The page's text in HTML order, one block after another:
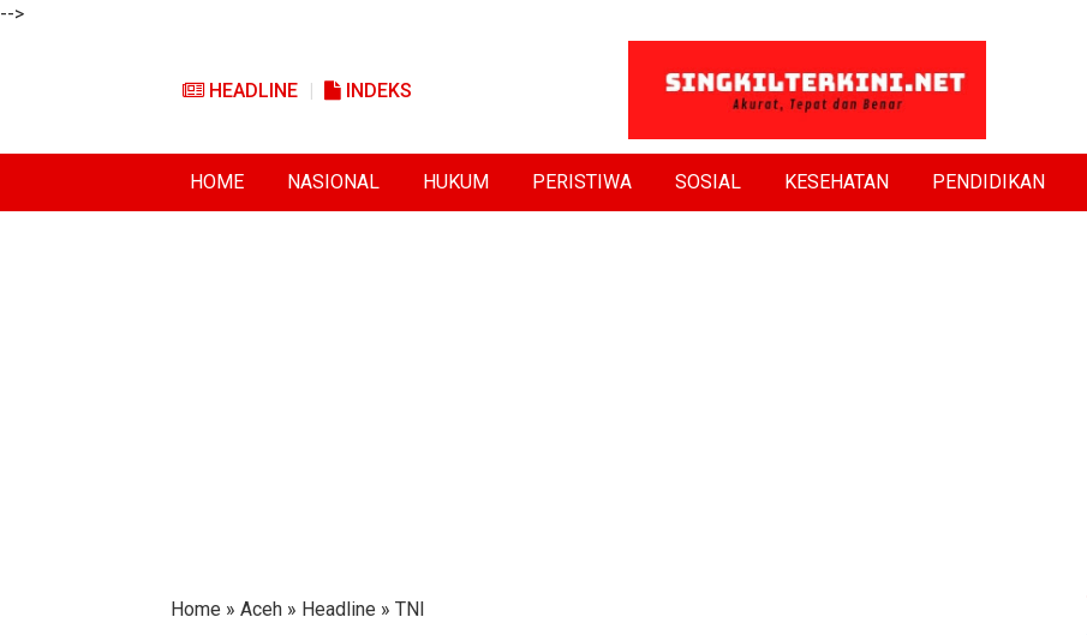
-->
HEADLINE INDEKS
HOME NASIONAL HUKUM PERISTIWA SOSIAL KESEHATAN PENDIDIKAN
Home » Aceh » Headline » TNI